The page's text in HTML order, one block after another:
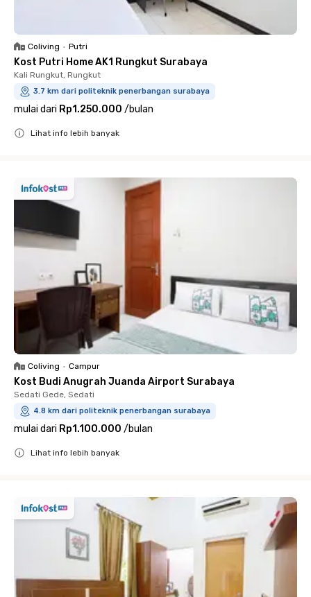
Coliving • Putri
Kost Putri Home AK1 Rungkut Surabaya
Kali Rungkut, Rungkut
3.7 km dari politeknik penerbangan surabaya
mulai dari Rp1.250.000 /bulan
Lihat info lebih banyak
Coliving • Campur
Kost Budi Anugrah Juanda Airport Surabaya
Sedati Gede, Sedati
4.8 km dari politeknik penerbangan surabaya
mulai dari Rp1.100.000 /bulan
Lihat info lebih banyak